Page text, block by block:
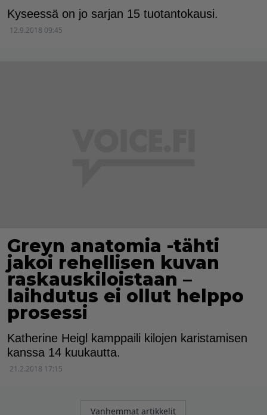
Kyseessä on jo sarjan 15 tuotantokausi.
12.9.2018 09:45
Greyn anatomia -tähti
jakoi rehellisen kuvan
raskauskiloistaan –
laihdutus ei ollut helppo
prosessi
Katherine Heigl kamppaili kilojen karistamisen
kanssa 14 kuukautta.
21.2.2018 17:15
Artikkelien
Vanhemmat artikkelit